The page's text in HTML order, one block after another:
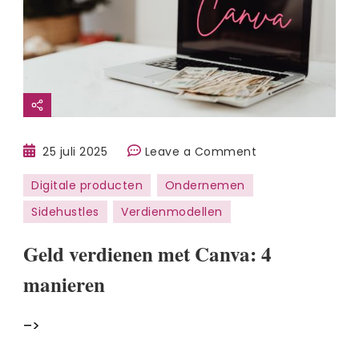
25 juli 2025 Leave a Comment
4
Digitale producten
Ondernemen
Sidehustles
Verdienmodellen
Geld verdienen met Canva: 4
manieren
–>